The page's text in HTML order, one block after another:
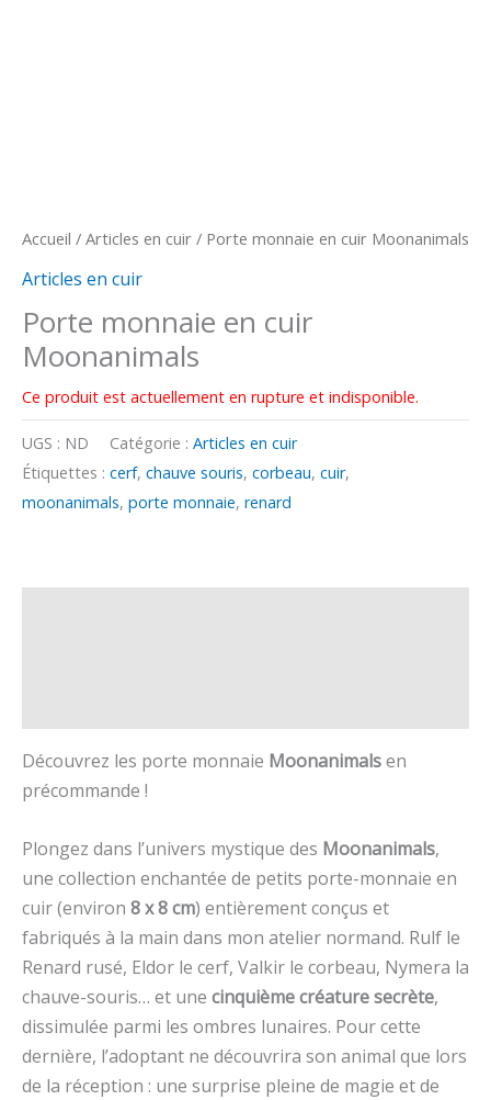
Accueil / Articles en cuir / Porte monnaie en cuir Moonanimals
Articles en cuir
Porte monnaie en cuir
Moonanimals
Ce produit est actuellement en rupture et indisponible.
UGS : ND Catégorie : Articles en cuir
Étiquettes : cerf, chauve souris, corbeau, cuir,
moonanimals, porte monnaie, renard
Découvrez les porte monnaie Moonanimalsen
précommande !
Plongez dans l’univers mystique des Moonanimals,
une collection enchantée de petits porte-monnaie en
cuir (environ 8 x 8 cm) entièrement conçus et
fabriqués à la main dans mon atelier normand. Rulf le
Renard rusé, Eldor le cerf, Valkir le corbeau, Nymera la
chauve-souris… et une cinquième créature secrète,
dissimulée parmi les ombres lunaires. Pour cette
dernière, l’adoptant ne découvrira son animal que lors
de la réception : une surprise pleine de magie et de